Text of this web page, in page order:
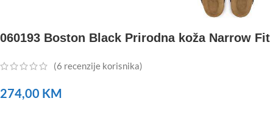
060193 Boston Black Prirodna koža Narrow Fit
(6 recenzije korisnika)
274,00 KM